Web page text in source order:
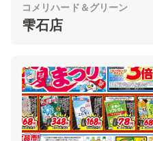
コメリハード＆グリーン
雫石店